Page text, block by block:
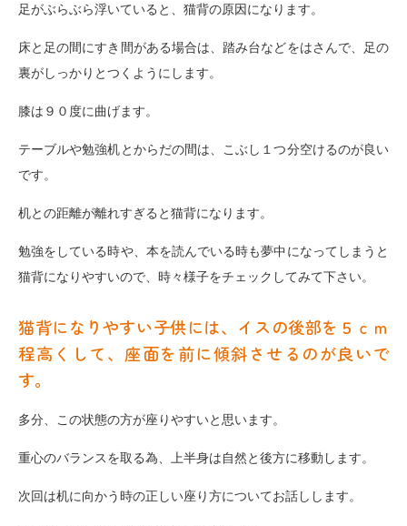
足がぶらぶら浮いていると、猫背の原因になります。
床と足の間にすき間がある場合は、踏み台などをはさんで、足の
裏がしっかりとつくようにします。
膝は９０度に曲げます。
テーブルや勉強机とからだの間は、こぶし１つ分空けるのが良い
です。
机との距離が離れすぎると猫背になります。
勉強をしている時や、本を読んでいる時も夢中になってしまうと
猫背になりやすいので、時々様子をチェックしてみて下さい。
猫背になりやすい子供には、イスの後部を５ｃｍ
程高くして、座面を前に傾斜させるのが良いで
す。
多分、この状態の方が座りやすいと思います。
重心のバランスを取る為、上半身は自然と後方に移動します。
次回は机に向かう時の正しい座り方についてお話しします。